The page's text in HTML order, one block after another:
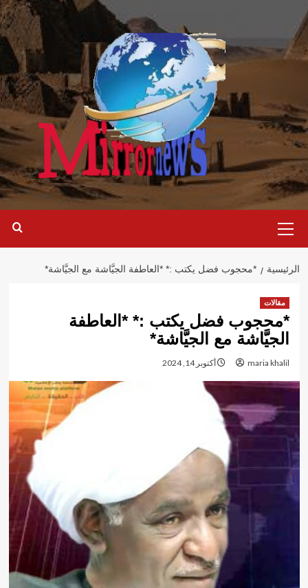
تخطي
إلى
المحتوى
الرئيسية
الرئيسية *محجوب فضل يكتب :* *العاطفة الجيَّاشة مع الجيَّاشة*
مقالات
*محجوب فضل يكتب :* *العاطفة
الجيَّاشة مع الجيَّاشة*
maria khalil أكتوبر 14, 2024